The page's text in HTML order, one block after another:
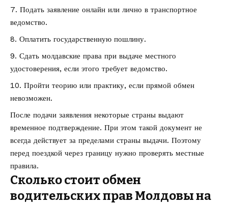
Подать заявление онлайн или лично в транспортное
ведомство.
Оплатить государственную пошлину.
Сдать молдавские права при выдаче местного
удостоверения, если этого требует ведомство.
Пройти теорию или практику, если прямой обмен
невозможен.
После подачи заявления некоторые страны выдают
временное подтверждение. При этом такой документ не
всегда действует за пределами страны выдачи. Поэтому
перед поездкой через границу нужно проверять местные
правила.
Сколько стоит обмен
водительских прав Молдовы на